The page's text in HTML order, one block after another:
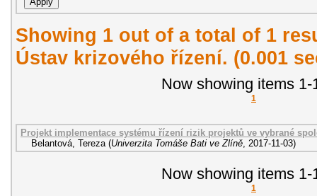
Showing 1 out of a total of 1
Ústav krizového řízení. (0.001
Now showing items 1-
1
Projekt implementace systému řízení rizik projektů ve vybrané
Belantová, Tereza (Univerzita Tomáše Bati ve Zlíně 2017-11-03)
Now showing items 1-
1